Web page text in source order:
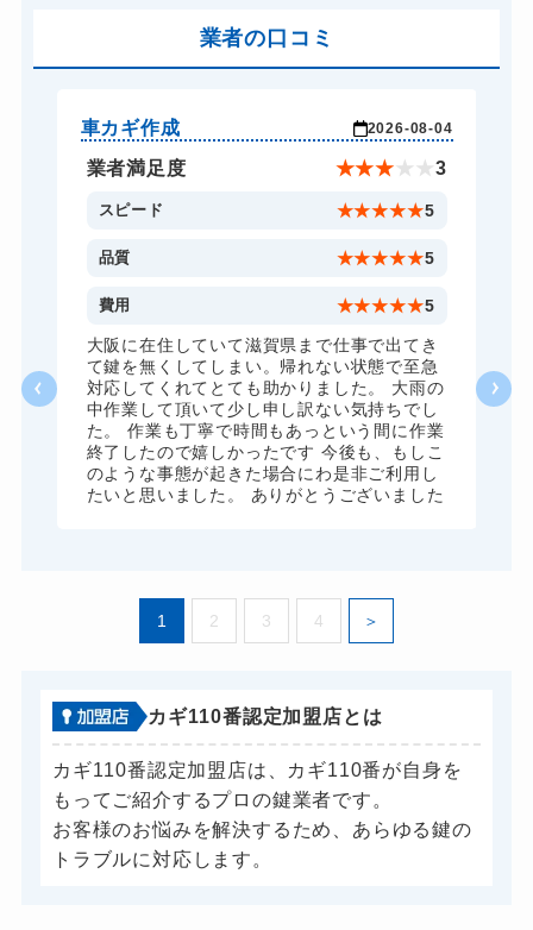
バイクカギ開け
スーツケースカギ開け 8,800円～(税込)
スーツケースカギ作成 8,800円～(税込)
金庫カギ開け 14,300円～(税込)
金庫カギ修理 11,000円～(税込)
11,000円～(税込)
8,800円～(税込)
ドアノブカギ開け 10,780円～(税込)
ドアノブカギ作成 8,800円～(税込)
ドアノブカギ交換 11,000円～(税込)
業者の口コミ
車カギ作成 2026-08-04
業者満足度 ★★★ ★ ★3
スピード ★★★★★5
品質 ★★★★★5
費用 ★★★★★5
大阪に在住していて滋賀県まで仕事で出てき
て鍵を無くしてしまい。帰れない状態で至急
対応してくれてとても助かりました。 大雨の
中作業して頂いて少し申し訳ない気持ちでし
た。 作業も丁寧で時間もあっという間に作業
終了したので嬉しかったです 今後も、もしこ
のような事態が起きた場合にわ是非ご利用し
たいと思いました。 ありがとうございました
1 2 3 4
カギ110番認定加盟店とは
カギ110番認定加盟店は、カギ110番が自身を
もってご紹介するプロの鍵業者です。
お客様のお悩みを解決するため、あらゆる鍵の
トラブルに対応します。